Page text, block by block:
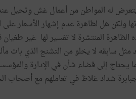
له المواطن من أعمال غش وتحيل
ولكن هل لظاهرة عدم إشهار الأسعار
المنتشرة لا تفسير لها غير
مثل سابقه لا يخلو من التشنج الذي بات
يحتاج إلى قضاء شأن في الإدارة
شداد غلاظ في تعاملهم مع أصحاب